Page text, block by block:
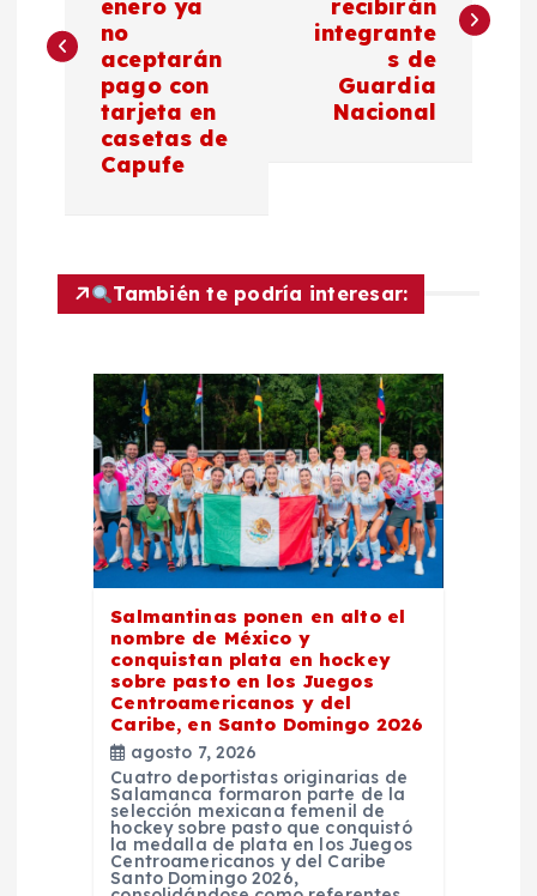
v
e
c
enero ya
no
aceptarán
pago con
tarjeta en
casetas de
Capufe
recibirán
integrante
s de
Guardia
Nacional
También te podría interesar:
Salmantinas ponen en alto el
nombre de México y
conquistan plata en hockey
sobre pasto en los Juegos
Centroamericanos y del
Caribe, en Santo Domingo 2026
agosto 7, 2026
Cuatro deportistas originarias de
Salamanca formaron parte de la
selección mexicana femenil de
hockey sobre pasto que conquistó
la medalla de plata en los Juegos
Centroamericanos y del Caribe
Santo Domingo 2026,